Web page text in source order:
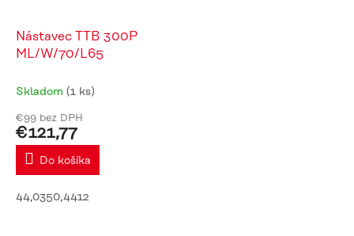
Nástavec TTB 300P
ML/W/70/L65
Skladom (1 ks)
€99 bez DPH
€121,77
Do košíka
44,0350,4412